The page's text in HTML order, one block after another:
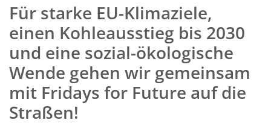
Für starke EU-Klimaziele,
einen Kohleausstieg bis 2030
und eine sozial-ökologische
Wende gehen wir gemeinsam
mit Fridays for Future auf die
Straßen!